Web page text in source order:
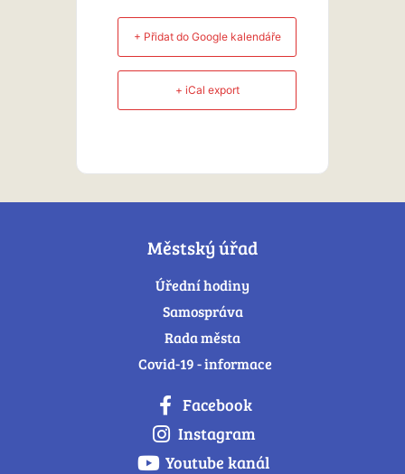
+ Přidat do Google kalendáře
+ iCal export
Městský úřad
Úřední hodiny
Samospráva
Rada města
Covid-19 - informace
Facebook
Instagram
Youtube kanál